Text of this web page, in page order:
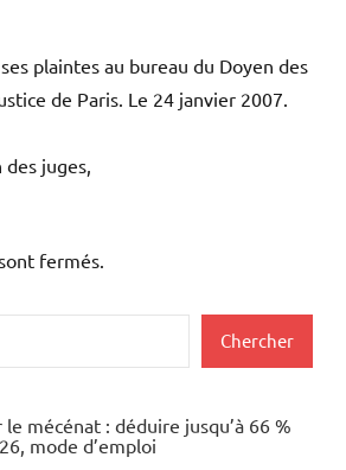
plaintes au bureau du Doyen des
de Paris. Le 24 janvier 2007.
juges,
fermés.
Chercher
mécénat : déduire jusqu’à 66 %
mode d’emploi